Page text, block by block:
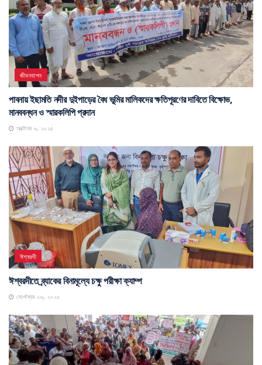
জীবনযাপন
পাবনায় ইছামতি নদীর দুইপাড়ের বৈধ ভূমির মালিকদের ক্ষতিপূরণের দাবিতে বিক্ষোভ,
মানববন্ধন ও স্মারকলিপি প্রদান
অক্টোবর ৬, ২০২৫
ঈশ্বরদী
ঈশ্বরদীতে ব্র্যাকের বিনামূল্যে চক্ষু পরীক্ষা ক্যাম্প
সেপ্টেম্বর ২৬, ২০২৫